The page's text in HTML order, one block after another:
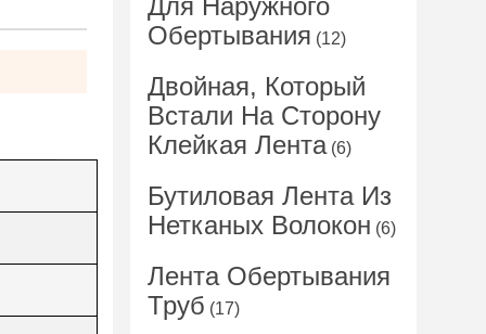
Для Наружного
Обертывания (12)
Двойная, Который
Встали На Сторону
Клейкая Лента(6)
Бутиловая Лента Из
Нетканых Волокон (6)
Лента Обертывания
Труб (17)